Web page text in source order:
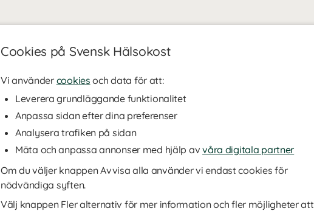
Cookies på Svensk Hälsokost
Vi använder cookies och data för att:
Leverera grundläggande funktionalitet
Anpassa sidan efter dina preferenser
Analysera trafiken på sidan
Mäta och anpassa annonser med hjälp avvåra digitala partner
Om du väljer knappen Avvisa alla använder vi endast cookies för
nödvändiga syften.
Välj knappen Fler alternativ för mer information och fler möjligheter att